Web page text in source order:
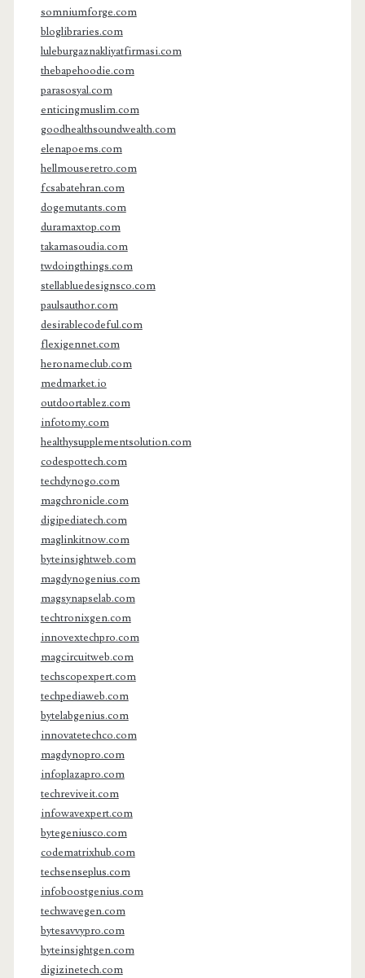
somniumforge.com
bloglibraries.com
luleburgaznakliyatfirmasi.com
thebapehoodie.com
parasosyal.com
enticingmuslim.com
goodhealthsoundwealth.com
elenapoems.com
hellmouseretro.com
fcsabatehran.com
dogemutants.com
duramaxtop.com
takamasoudia.com
twdoingthings.com
stellabluedesignsco.com
paulsauthor.com
desirablecodeful.com
flexigennet.com
heronameclub.com
medmarket.io
outdoortablez.com
infotomy.com
healthysupplementsolution.com
codespottech.com
techdynogo.com
magchronicle.com
digipediatech.com
maglinkitnow.com
byteinsightweb.com
magdynogenius.com
magsynapselab.com
techtronixgen.com
innovextechpro.com
magcircuitweb.com
techscopexpert.com
techpediaweb.com
bytelabgenius.com
innovatetechco.com
magdynopro.com
infoplazapro.com
techreviveit.com
infowavexpert.com
bytegeniusco.com
codematrixhub.com
techsenseplus.com
infoboostgenius.com
techwavegen.com
bytesavvypro.com
byteinsightgen.com
digizinetech.com